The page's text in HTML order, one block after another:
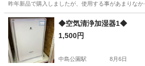
昨年新品で購入しましたが、使用する事があまりな
北海道 札幌市 季節、空調家電
◆空気清浄加湿器1◆
1,500円
中島公園駅 8月6日